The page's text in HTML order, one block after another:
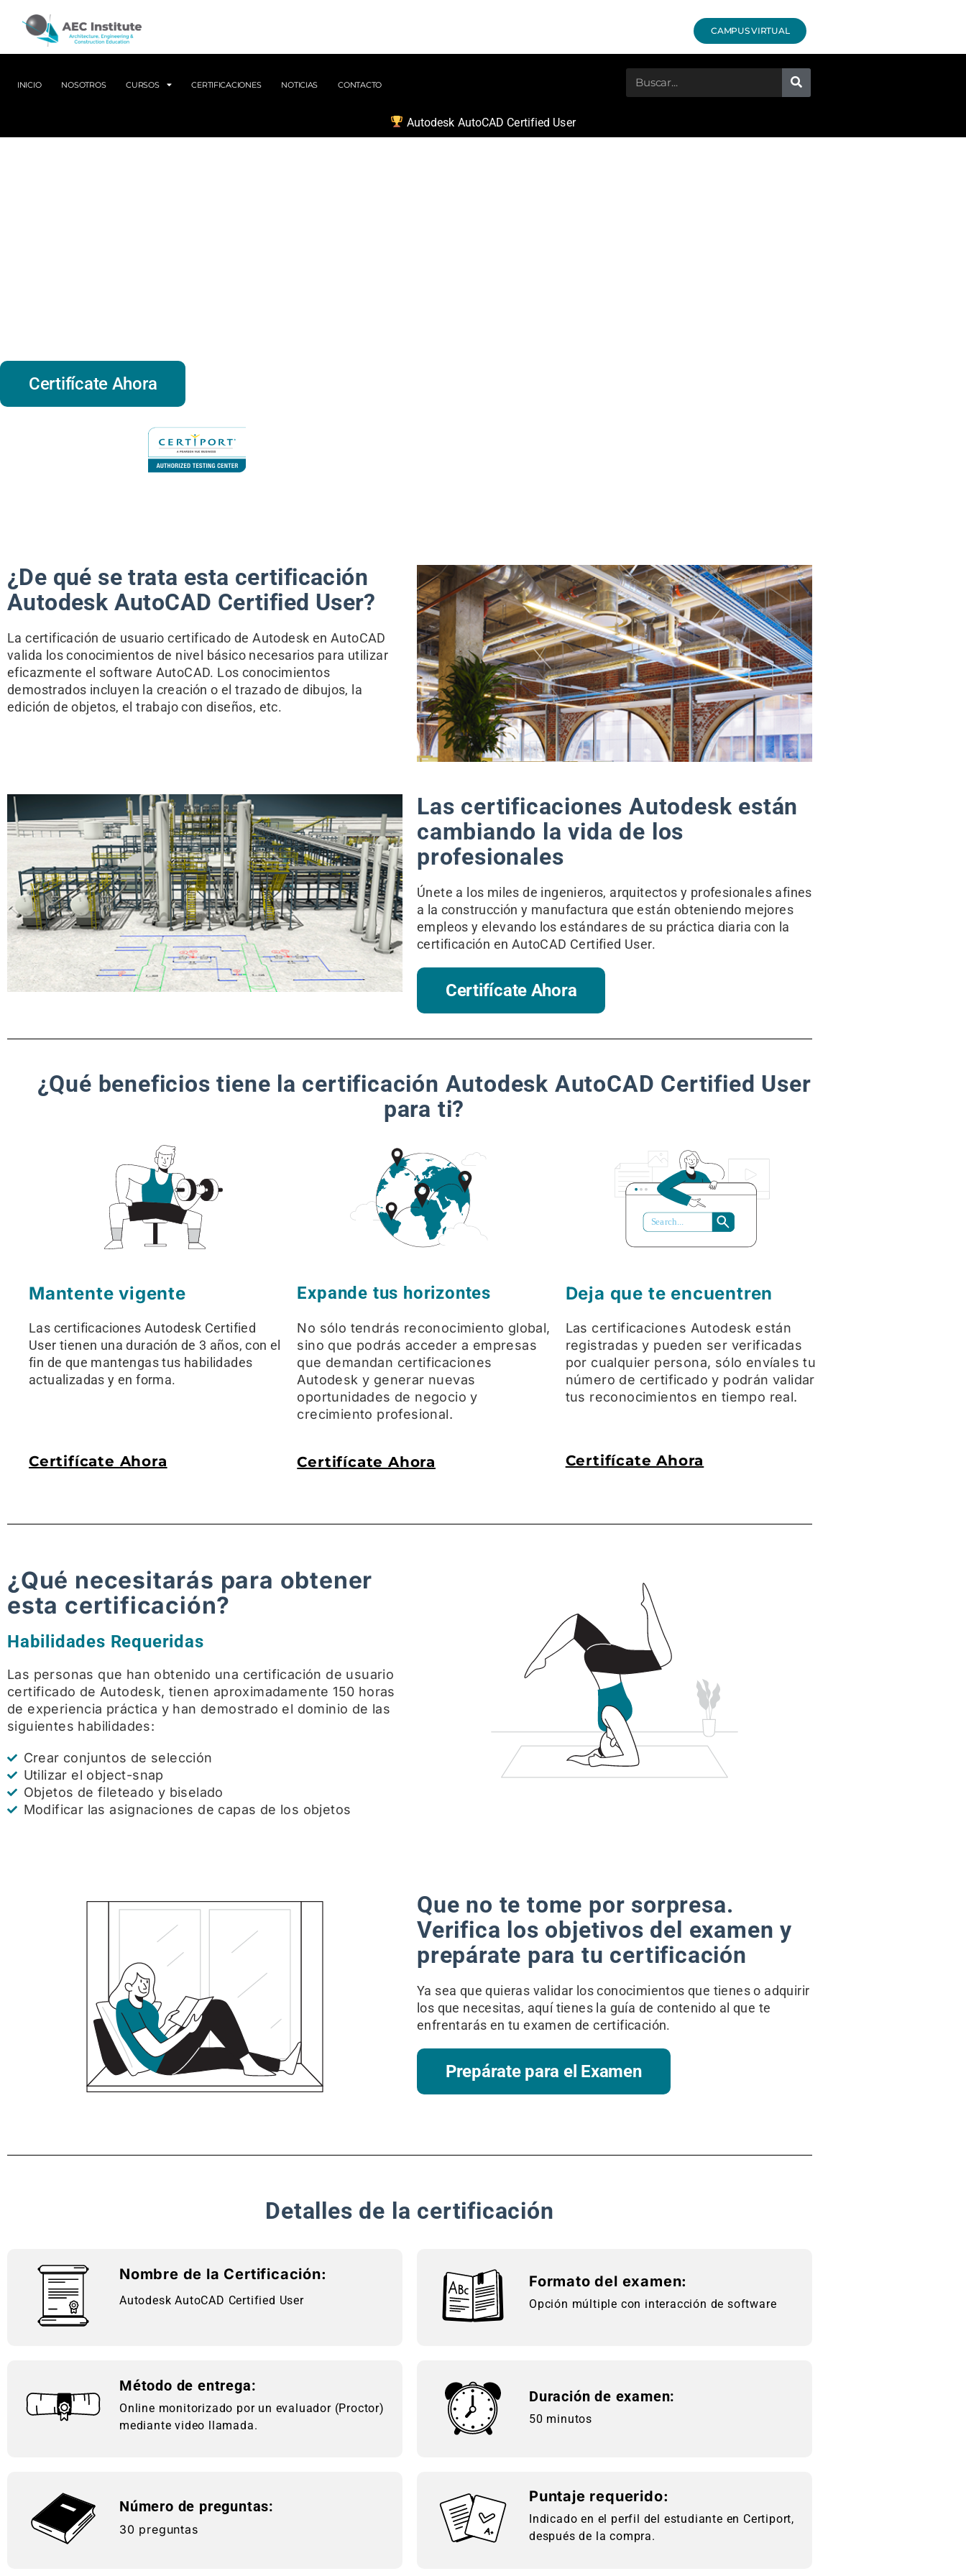
CAMPUS VIRTUAL
INICIO NOSOTROS CURSOS CERTIFICACIONES NOTICIAS CONTACTO
Autodesk AutoCAD Certified User
Certifícate Ahora
¿De qué se trata esta certificación
Autodesk AutoCAD Certified User?
La certificación de usuario certificado de Autodesk en AutoCAD
valida los conocimientos de nivel básico necesarios para utilizar
eficazmente el software AutoCAD. Los conocimientos
demostrados incluyen la creación o el trazado de dibujos, la
edición de objetos, el trabajo con diseños, etc.
Las certificaciones Autodesk están
cambiando la vida de los
profesionales
Únete a los miles de ingenieros, arquitectos y profesionales afines
a la construcción y manufactura que están obteniendo mejores
empleos y elevando los estándares de su práctica diaria con la
certificación en AutoCAD Certified User.
Certifícate Ahora
¿Qué beneficios tiene la certificación Autodesk AutoCAD Certified User
para ti?
Mantente vigente
Las certificaciones Autodesk Certified
User tienen una duración de 3 años, con el
fin de que mantengas tus habilidades
actualizadas y en forma.
Certifícate Ahora
Expande tus horizontes
No sólo tendrás reconocimiento global,
sino que podrás acceder a empresas
que demandan certificaciones
Autodesk y generar nuevas
oportunidades de negocio y
crecimiento profesional.
Certifícate Ahora
Search...
Deja que te encuentren
Las certificaciones Autodesk están
registradas y pueden ser verificadas
por cualquier persona, sólo envíales tu
número de certificado y podrán validar
tus reconocimientos en tiempo real.
Certifícate Ahora
¿Qué necesitarás para obtener
esta certificación?
Habilidades Requeridas
Las personas que han obtenido una certificación de usuario
certificado de Autodesk, tienen aproximadamente 150 horas
de experiencia práctica y han demostrado el dominio de las
siguientes habilidades:
Crear conjuntos de selección
Utilizar el object-snap
Objetos de fileteado y biselado
Modificar las asignaciones de capas de los objetos
Que no te tome por sorpresa.
Verifica los objetivos del examen y
prepárate para tu certificación
Ya sea que quieras validar los conocimientos que tienes o adquirir
los que necesitas, aquí tienes la guía de contenido al que te
enfrentarás en tu examen de certificación.
Prepárate para el Examen
Detalles de la certificación
Nombre de la Certificación:
Autodesk AutoCAD Certified User
Método de entrega:
Online monitorizado por un evaluador (Proctor)
mediante video llamada.
Número de preguntas:
30 preguntas
Formato del examen:
Opción múltiple con interacción de software
Duración de examen:
50 minutos
Puntaje requerido:
Indicado en el perfil del estudiante en Certiport,
después de la compra.